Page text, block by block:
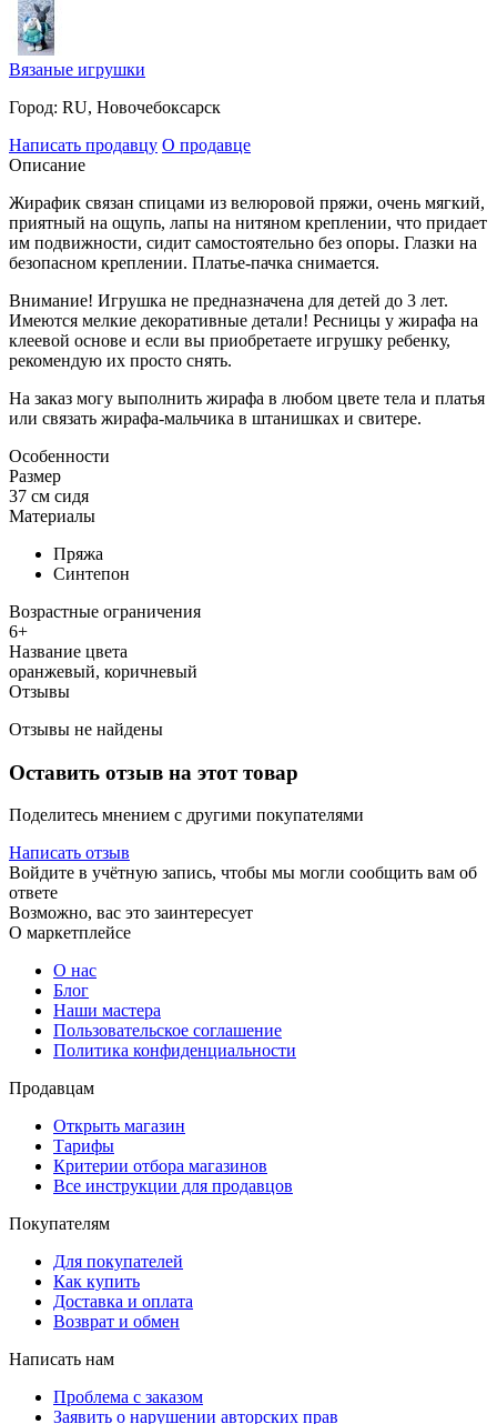
Вязаные игрушки
Город: RU, Новочебоксарск
Написать продавцу О продавце
Описание
Жирафик связан спицами из велюровой пряжи, очень мягкий,
приятный на ощупь, лапы на нитяном креплении, что придает
им подвижности, сидит самостоятельно без опоры. Глазки на
безопасном креплении. Платье-пачка снимается.
Внимание! Игрушка не предназначена для детей до 3 лет.
Имеются мелкие декоративные детали! Ресницы у жирафа на
клеевой основе и если вы приобретаете игрушку ребенку,
рекомендую их просто снять.
На заказ могу выполнить жирафа в любом цвете тела и платья
или связать жирафа-мальчика в штанишках и свитере.
Особенности
Размер
37 см сидя
Материалы
Пряжа
Синтепон
Возрастные ограничения
6+
Название цвета
оранжевый, коричневый
Отзывы
Отзывы не найдены
Оставить отзыв на этот товар
Поделитесь мнением с другими покупателями
Написать отзыв
Войдите в учётную запись, чтобы мы могли сообщить вам об
ответе
Возможно, вас это заинтересует
О маркетплейсе
О нас
Блог
Наши мастера
Пользовательское соглашение
Политика конфиденциальности
Продавцам
Открыть магазин
Тарифы
Критерии отбора магазинов
Все инструкции для продавцов
Покупателям
Для покупателей
Как купить
Доставка и оплата
Возврат и обмен
Написать нам
Проблема с заказом
Заявить о нарушении авторских прав